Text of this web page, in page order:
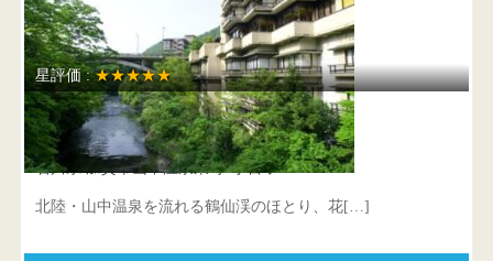
星評価 :★★★★★
山中温泉 花紫
石川県 加賀市山中温泉東町1丁目ホ17-1
北陸・山中温泉を流れる鶴仙渓のほとり、花[…]